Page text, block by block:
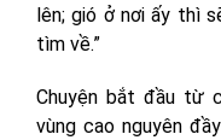
lên; gió ở nơi ấy thì
tìm về.”
Chuyện bắt đầu từ
vùng cao nguyên